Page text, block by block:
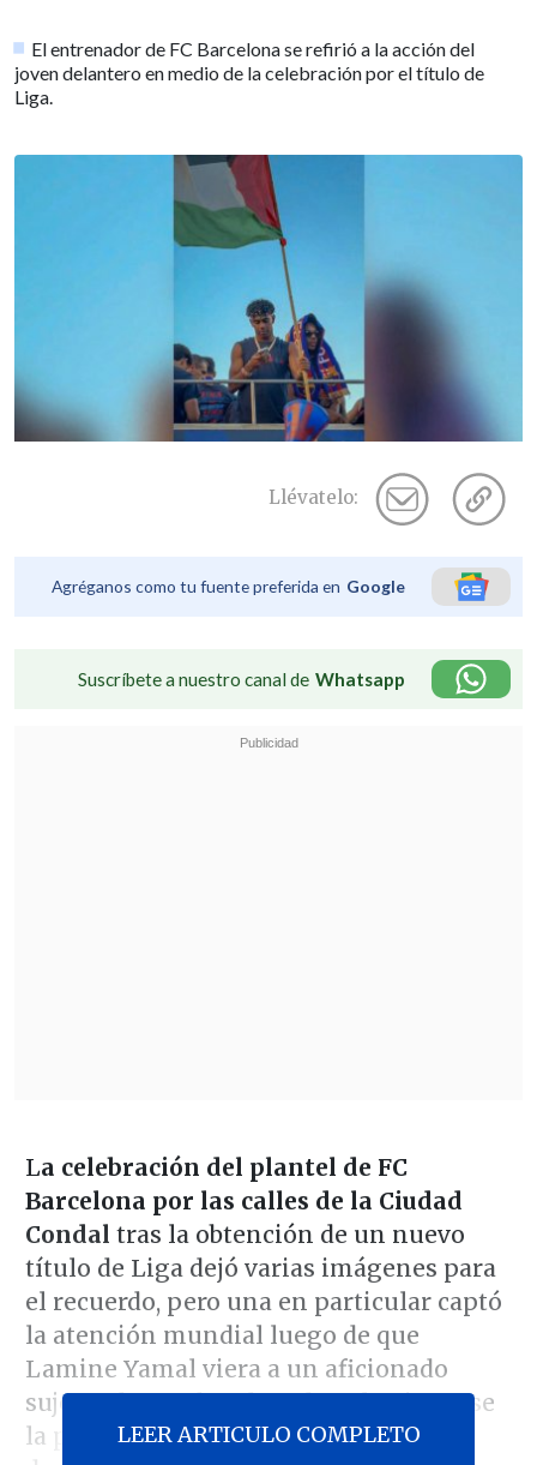
El entrenador de FC Barcelona se refirió a la acción del
joven delantero en medio de la celebración por el título de
Liga.
Llévatelo:
Agréganos como tu fuente preferida en Google
Suscríbete a nuestro canal de Whatsapp
La celebración del plantel de FC
Barcelona por las calles de la Ciudad
Condal tras la obtención de un nuevo
título de Liga dejó varias imágenes para
el recuerdo, pero una en particular captó
la atención mundial luego de que
Lamine Yamal viera a un aficionado
sujetando una bandera de Palestina y se
la pidiera para ondearla arriba de
LEER ARTICULO COMPLETO